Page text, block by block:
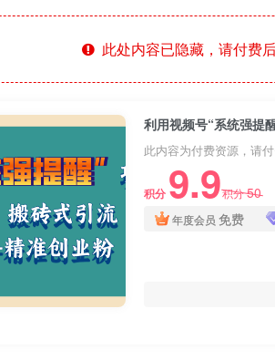
此处内容已隐藏，请付费
此内容为付费资源，请
积分 9.9积分50
年度会员 免费